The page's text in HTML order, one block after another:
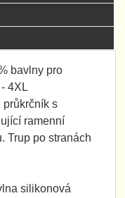
bavlny pro
4XL
průkrčník s
ramenní
Trup po stranách
silikonová